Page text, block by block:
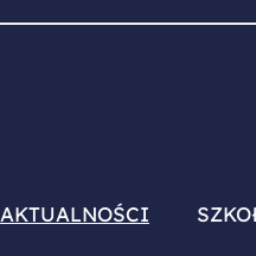
AKTUALNOŚCI